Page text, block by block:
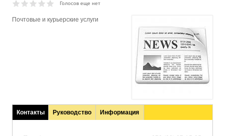
Голосов еще нет
Почтовые и курьерские услуги
Контакты
(активная
Руководство Информация